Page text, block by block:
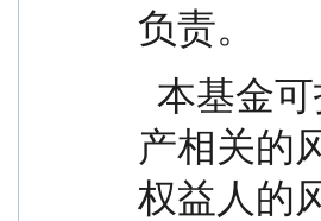
负责。
产相关的
权益人的